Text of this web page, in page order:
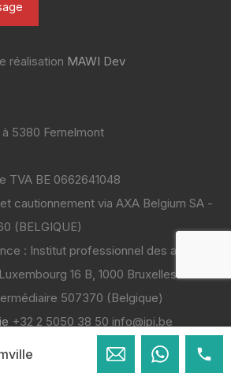
réalisation MAWI Dev
à 5380 Fernelmont
TVA BE 0662641048
cautionnement via AXA Belgium SA -
(BELGIQUE)
: Institut professionnel des agents
16 B, 1000 Bruxelles
+32 2 5050 38 50 info@ipi.be